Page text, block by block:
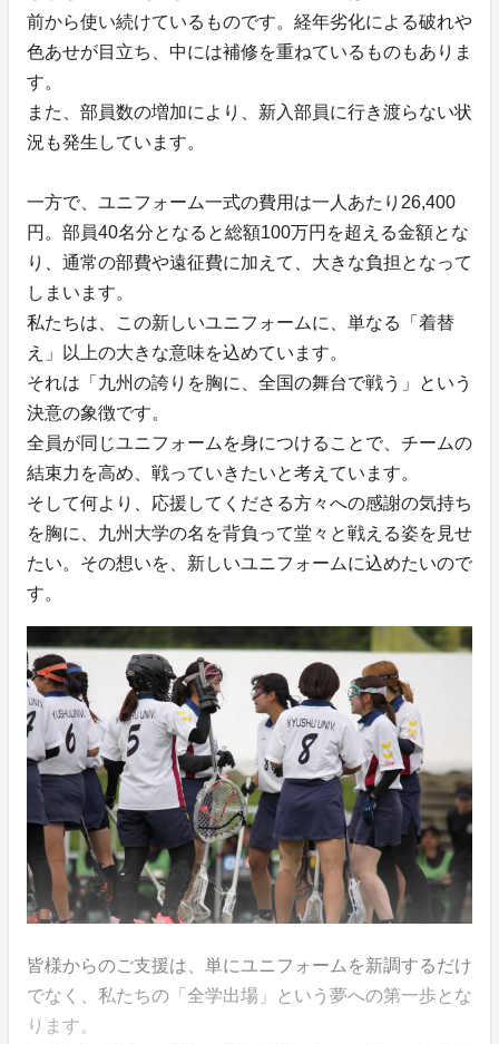
前から使い続けているものです。経年劣化による破れや
色あせが目立ち、中には補修を重ねているものもありま
す。
また、部員数の増加により、新入部員に行き渡らない状
況も発生しています。
一方で、ユニフォーム一式の費用は一人あたり26,400
円。部員40名分となると総額100万円を超える金額とな
り、通常の部費や遠征費に加えて、大きな負担となって
しまいます。
私たちは、この新しいユニフォームに、単なる「着替
え」以上の大きな意味を込めています。
それは「九州の誇りを胸に、全国の舞台で戦う」という
決意の象徴です。
全員が同じユニフォームを身につけることで、チームの
結束力を高め、戦っていきたいと考えています。
そして何より、応援してくださる方々への感謝の気持ち
を胸に、九州大学の名を背負って堂々と戦える姿を見せ
たい。その想いを、新しいユニフォームに込めたいので
す。
皆様からのご支援は、単にユニフォームを新調するだけ
でなく、私たちの「全学出場」という夢への第一歩とな
ります。